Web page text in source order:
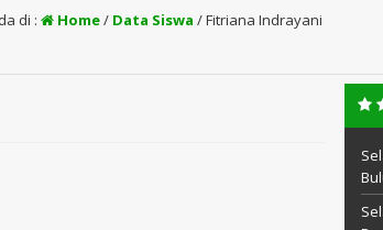
di : Home/ Data Siswa /Fitriana Indrayani